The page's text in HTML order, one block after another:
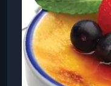
для разных